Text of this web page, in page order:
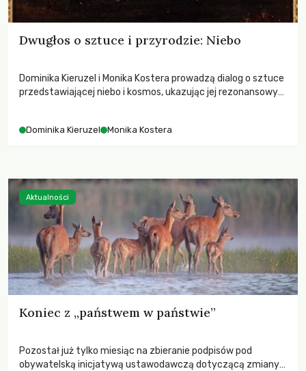
Dwugłos o sztuce i przyrodzie: Niebo
Dominika Kieruzel i Monika Kostera prowadzą dialog o sztuce
przedstawiającej niebo i kosmos, ukazując jej rezonansowy
Dominika Kieruzel Monika Kostera
Koniec z „państwem w państwie”
Pozostał już tylko miesiąc na zbieranie podpisów pod
obywatelską inicjatywą ustawodawczą dotyczącą zmiany
Aktualności